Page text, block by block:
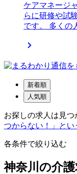
ケアマネージ
らに研修や試
です。 多くの

新着順
人気順
お探しの求人は見つ
つからない！」とい
各条件で絞り込む
神奈川の介